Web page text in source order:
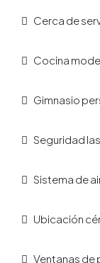
Cerca de
Cocina
Gimnasio
Seguridad
Sistema de
Ubicación
Ventanas de